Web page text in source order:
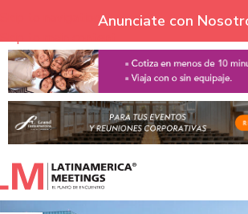
Skip to navigation
Skip to main content
Anunciate con